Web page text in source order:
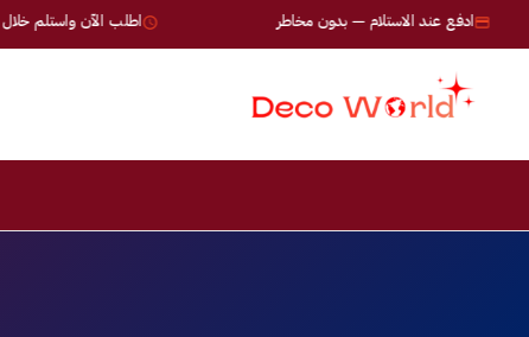
اطلب الآن واستلم خلال 24-72 ساعة ادفع عند الاستلام — بدون مخاطر